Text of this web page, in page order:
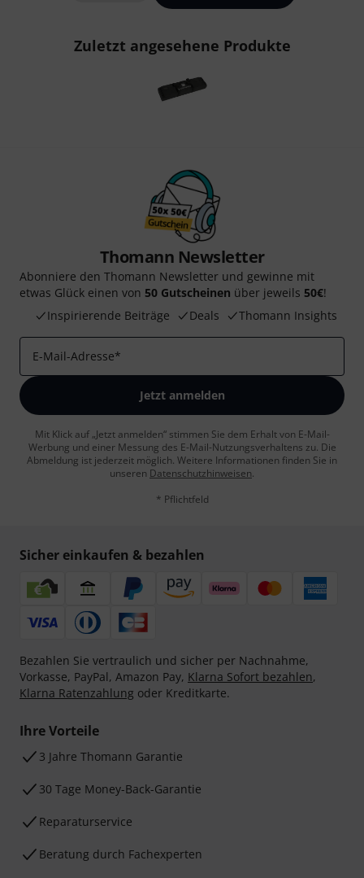
Zuletzt angesehene Produkte
Thomann Newsletter
Abonniere den Thomann Newsletter und gewinne mit
etwas Glück einen von 50 Gutscheinen über jeweils 50€!
Inspirierende Beiträge
Deals Thomann Insights
E-Mail-Adresse*
Jetzt anmelden
Mit Klick auf „Jetzt anmelden“ stimmen Sie dem Erhalt von E-Mail-
Werbung und einer Messung des E-Mail-Nutzungsverhaltens zu. Die
Abmeldung ist jederzeit möglich. Weitere Informationen finden Sie in
unseren Datenschutzhinweisen.
* Pflichtfeld
Sicher einkaufen & bezahlen
Bezahlen Sie vertraulich und sicher per Nachnahme,
Vorkasse, PayPal, Amazon Pay, Klarna Sofort bezahlen,
Klarna Ratenzahlung oder Kreditkarte.
Ihre Vorteile
3 Jahre Thomann Garantie
30 Tage Money-Back-Garantie
Reparaturservice
Beratung durch Fachexperten